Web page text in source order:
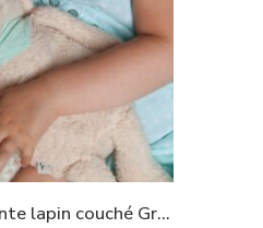
Peluche chauffante lapin couché Grün Specht *